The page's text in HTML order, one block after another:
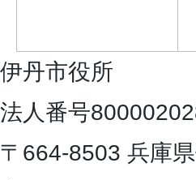
伊丹市役所
法人番号
〒664-8503 兵庫